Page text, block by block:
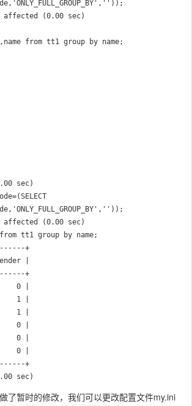
affected (0.00 sec)
from tt1 group by name;
affected (0.00 sec)
tt1 group by name;
+
|
+
0 |
1 |
1 |
0 |
0 |
0 |
+
了暂时的修改，我们可以更改配置文件my.ini